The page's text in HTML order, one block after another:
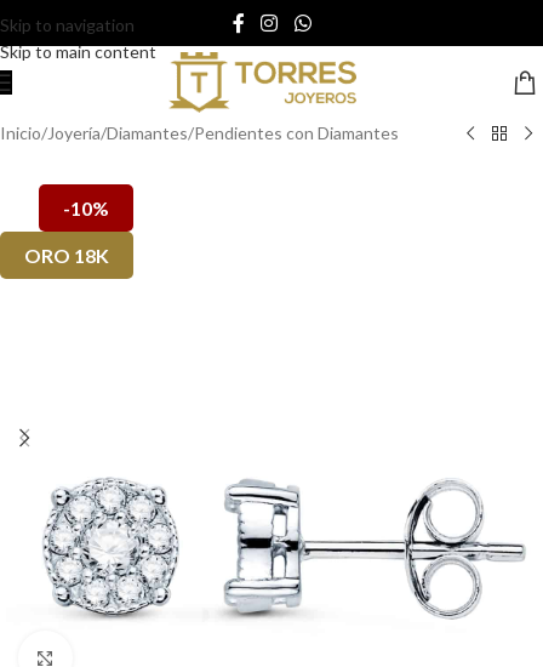
Skip to navigation
Skip to main content
Inicio/Joyería/Diamantes/Pendientes con Diamantes
-10%
ORO 18K